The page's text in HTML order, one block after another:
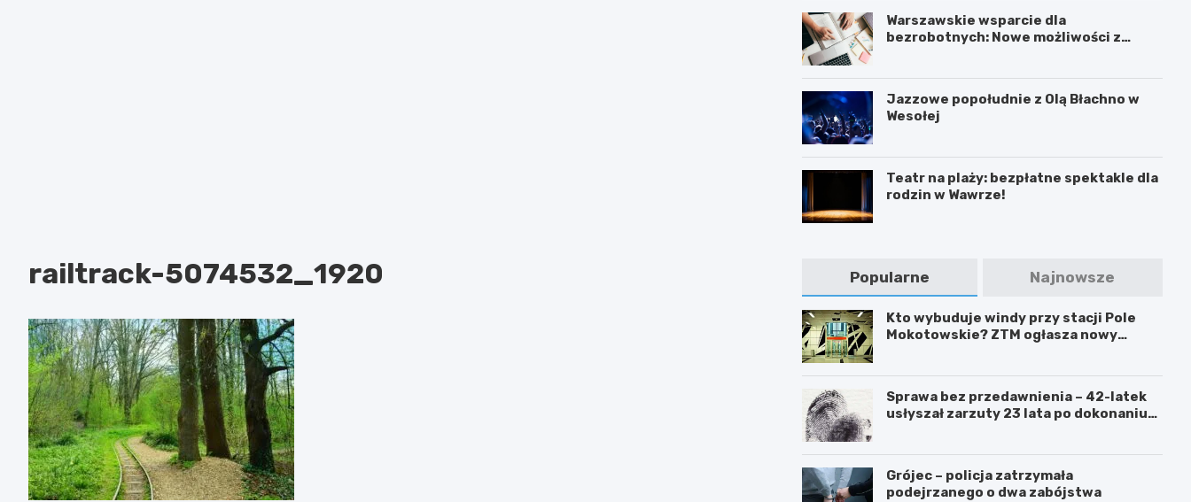
railtrack-5074532_1920
Warszawskie wsparcie dla
bezrobotnych: Nowe możliwości z
Jazzowe popołudnie z Olą Błachno w
Wesołej
Teatr na plaży: bezpłatne spektakle dla
rodzin w Wawrze!
Popularne Najnowsze
Kto wybuduje windy przy stacji Pole
Mokotowskie? ZTM ogłasza nowy
Sprawa bez przedawnienia – 42-latek
usłyszał zarzuty 23 lata po dokonaniu
Grójec – policja zatrzymała
podejrzanego o dwa zabójstwa